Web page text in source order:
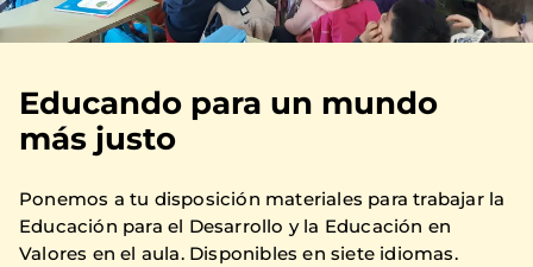
Educando para un mundo
más justo
Ponemos a tu disposición materiales para trabajar la
Educación para el Desarrollo y la Educación en
Valores en el aula. Disponibles en siete idiomas.